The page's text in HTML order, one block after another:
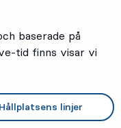
baserade på
tid finns visar vi
Hållplatsens linjer